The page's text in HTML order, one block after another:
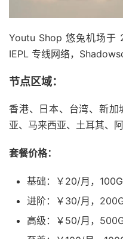
Youtu Shop 悠兔机场于
IEPL 专线网络，
节点区域：
香港、日本、台湾、新加
亚、马来西亚、土耳其、阿
套餐价格：
基础：￥20/月，100G
进阶：￥30/月，200G
高级：￥50/月，500G